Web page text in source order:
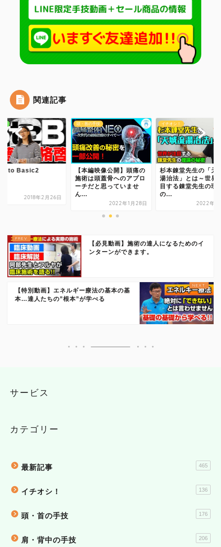
関連記事
の手技
編映像公開】頭痛の
イチオシ！
杉本錬堂先生の「天城流
湯治法」とは～世界が注
目する錬堂先生の理論
の...
2022年2月8日
足の手技
Back to Basic2
【必見動画】施術の達人になるためのイ
ンターンができます。
【特別動画】エネルギー療法の基本の基
本…達人たちの”根本”が学べる
サービス
カテゴリー
最新記事 465
イチオシ！ 136
頭・首の手技 176
肩・背中の手技 206
セラボイス
和の健康法